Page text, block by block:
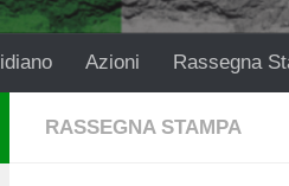
Azioni Rassegna
RASSEGNA STAMPA